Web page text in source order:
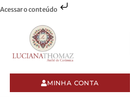
Acessar o conteúdo
MINHA CONTA